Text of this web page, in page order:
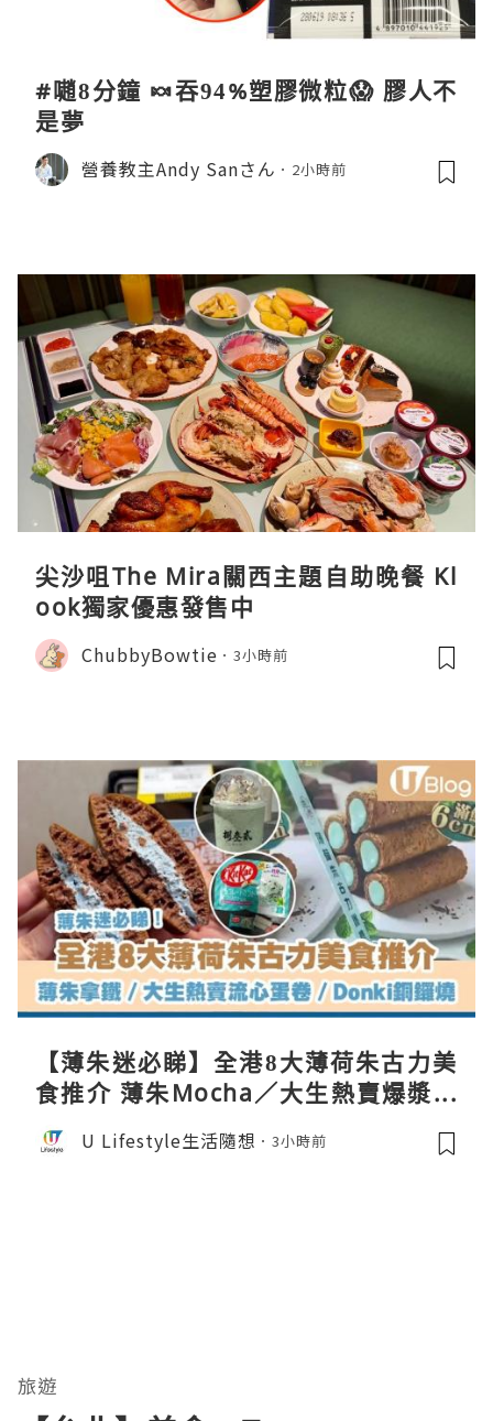
#𡁻8分鐘 🍬吞94%塑膠微粒😱 膠人不
是夢
營養教主Andy Sanさん 2小時前
尖沙咀The Mira關西主題自助晚餐 Kl
ook獨家優惠發售中
ChubbyBowtie 3小時前
【薄朱迷必睇】全港8大薄荷朱古力美
食推介 薄朱Mocha／大生熱賣爆漿蛋
卷／Donki銅鑼燒
U Lifestyle生活隨想 3小時前
旅遊